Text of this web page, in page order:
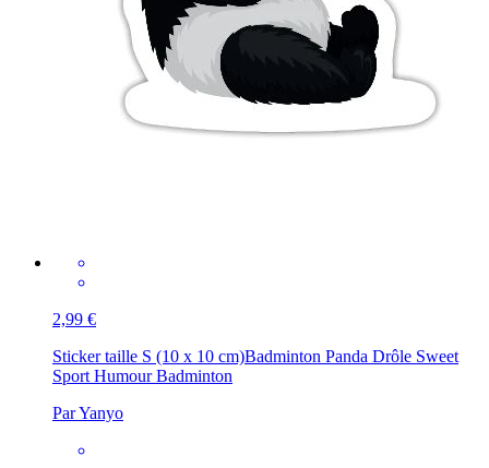
2,99 €
Sticker taille S (10 x 10 cm)Badminton Panda Drôle Sweet
Sport Humour Badminton
Par Yanyo